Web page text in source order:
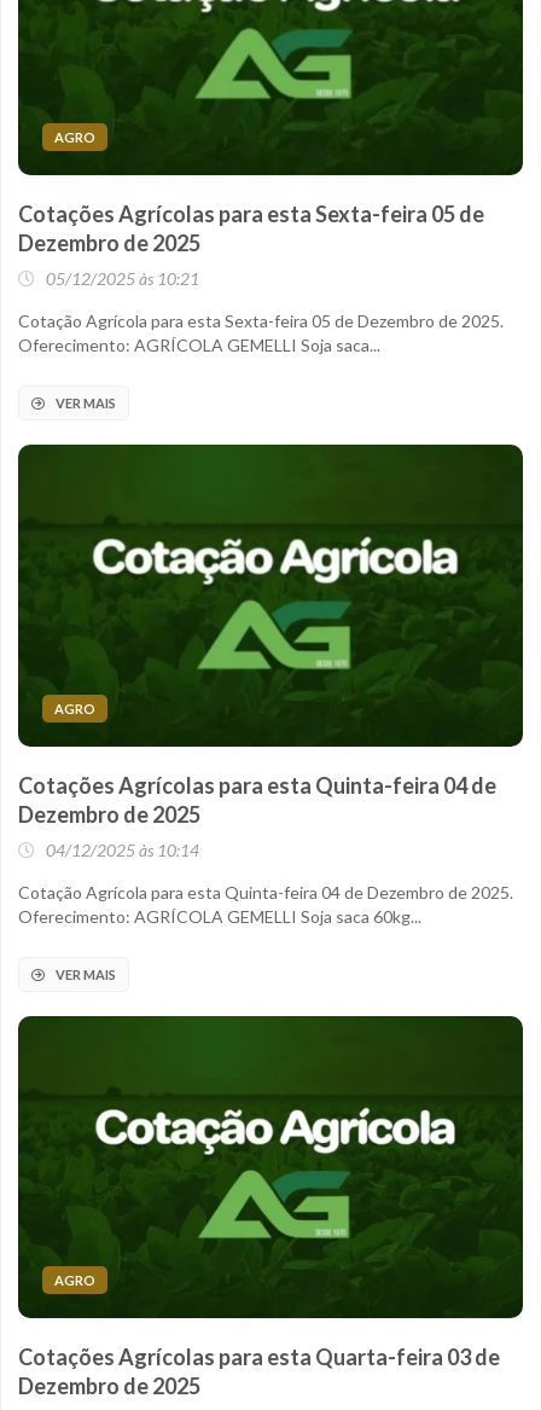
AGRO
Cotações Agrícolas para esta Sexta-feira 05 de
Dezembro de 2025
05/12/2025 às 10:21
Cotação Agrícola para esta Sexta-feira 05 de Dezembro de 2025.
Oferecimento: AGRÍCOLA GEMELLI Soja saca...
VER MAIS
AGRO
Cotações Agrícolas para esta Quinta-feira 04 de
Dezembro de 2025
04/12/2025 às 10:14
Cotação Agrícola para esta Quinta-feira 04 de Dezembro de 2025.
Oferecimento: AGRÍCOLA GEMELLI Soja saca 60kg...
VER MAIS
AGRO
Cotações Agrícolas para esta Quarta-feira 03 de
Dezembro de 2025